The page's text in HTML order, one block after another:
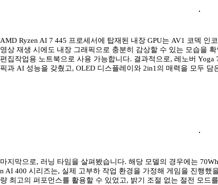
AMD Ryzen AI 7 445 프로세서에 탑재된 내장 GPU는 AV1 코덱 인
영상 재생 시에도 내장 그래픽으로 충분히 감상할 수 있는 모습을
편집작업용 노트북으로 사용 가능합니다. 결과적으로, 레노버
픽과 AI 성능을 갖췄고, OLED 디스플레이와 2in1의 매력을 모두 담
마지막으로, 러닝 타임을 살펴봤습니다. 해당 모델의 경우에는
n AI 400 시리즈는, 실제 고부하 작업 환경을 가정해 게임을 진행했
량 최고의 퍼포먼스를 활용할 수 있었고, 밝기 조절 없는 절전 모드